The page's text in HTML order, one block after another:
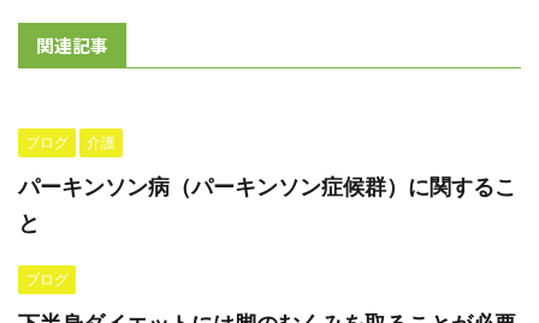
関連記事
ブログ 介護
パーキンソン病（パーキンソン症候群）に関するこ
と
ブログ